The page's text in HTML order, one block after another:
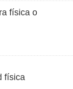
física o
física